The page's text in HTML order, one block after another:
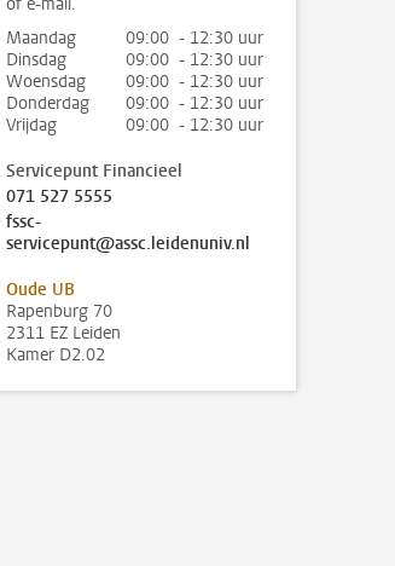
Maandag
09:00 - 12:30 uur
Dinsdag
09:00 - 12:30 uur
Woensdag
09:00 - 12:30 uur
Donderdag
09:00 - 12:30 uur
Vrijdag
09:00 - 12:30 uur
Servicepunt Financieel
071 527 5555
fssc-
servicepunt@assc.leidenuniv.nl
Oude UB
Rapenburg 70
2311 EZ Leiden
Kamer D2.02